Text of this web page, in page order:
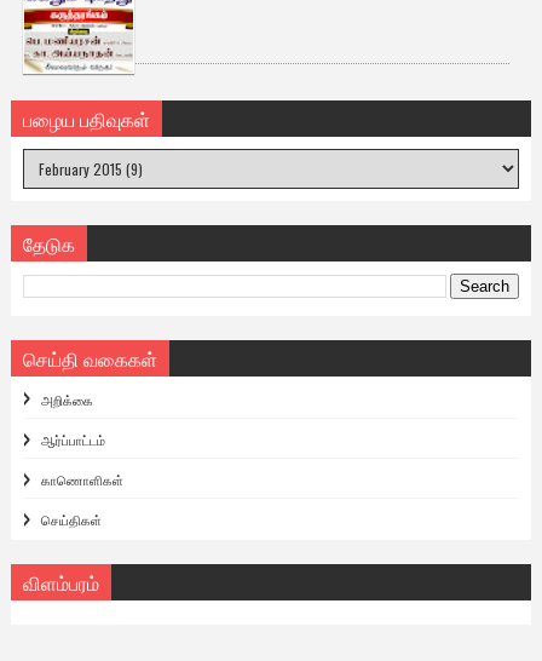
பழைய பதிவுகள்
தேடுக
செய்தி வகைகள்
அறிக்கை
ஆர்ப்பாட்டம்
காணொளிகள்
செய்திகள்
விளம்பரம்